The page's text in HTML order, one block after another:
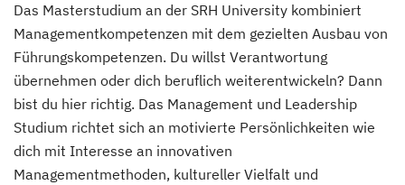
Das Masterstudium an der SRH University kombiniert
Managementkompetenzen mit dem gezielten Ausbau von
Führungskompetenzen. Du willst Verantwortung
übernehmen oder dich beruflich weiterentwickeln? Dann
bist du hier richtig. Das Management und Leadership
Studium richtet sich an motivierte Persönlichkeiten wie
dich mit Interesse an innovativen
Managementmethoden, kultureller Vielfalt und